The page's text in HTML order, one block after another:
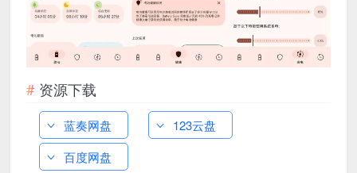
资源下载
蓝奏网盘
123云盘
百度网盘